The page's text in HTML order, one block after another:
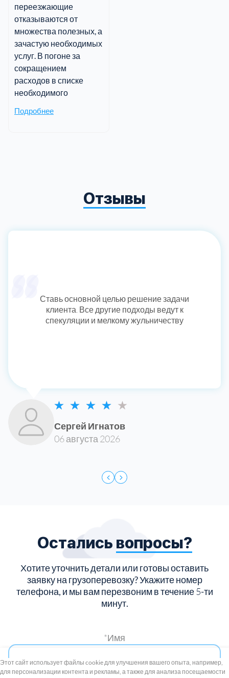
+7 (495) 739-8-12
8 (800) 100-33-300
переезжающие
отказываются от
множества полезных, а
зачастую необходимых
услуг. В погоне за
сокращением
расходов в списке
необходимого
Подробнее
Отзывы
Ставь основной целью решение задачи
клиента. Все другие подходы ведут к
спекуляции и мелкому жульничеству
Сергей Игнатов
06 августа 2026
Остались вопросы?
Хотите уточнить детали или готовы оставить
заявку на грузоперевозку?Укажите номер
телефона, и мы вам перезвоним в течение5-ти
минут.
*Имя
*Телефон
Этот сайт использует файлы cookie для улучшения вашего опыта, например,
для персонализации контента и рекламы, а также для анализа посещаемости